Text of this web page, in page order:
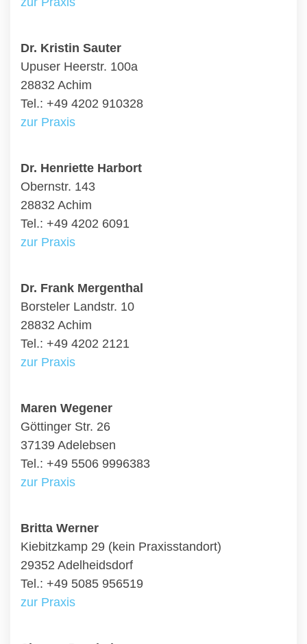
Dr. Kristin Sauter
Upuser Heerstr. 100a
28832 Achim
Tel.: +49 4202 910328
zur Praxis
Dr. Henriette Harbort
Obernstr. 143
28832 Achim
Tel.: +49 4202 6091
zur Praxis
Dr. Frank Mergenthal
Borsteler Landstr. 10
28832 Achim
Tel.: +49 4202 2121
zur Praxis
Maren Wegener
Göttinger Str. 26
37139 Adelebsen
Tel.: +49 5506 9996383
zur Praxis
Britta Werner
Kiebitzkamp 29 (kein Praxisstandort)
29352 Adelheidsdorf
Tel.: +49 5085 956519
zur Praxis